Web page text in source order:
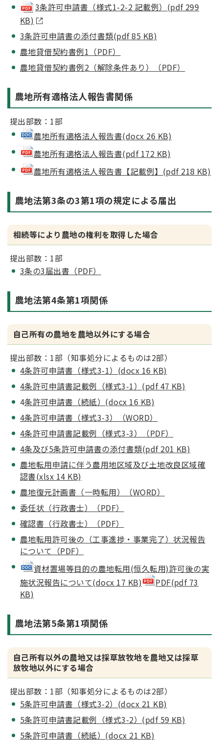
3条許可申請書（様式1-2-2 記載例）(pdf 299
KB)
3条許可申請書の添付書類(pdf 85 KB)
農地貸借契約書例1（PDF）
農地貸借契約書例2（解除条件あり）（PDF）
農地所有適格法人報告書関係
提出部数：1部
農地所有適格法人報告書(docx 26 KB)
農地所有適格法人報告書(pdf 172 KB)
農地所有適格法人報告書【記載例】(pdf 218 KB)
農地法第3条の3第1項の規定による届出
相続等により農地の権利を取得した場合
提出部数：1部
3条の3届出書（PDF）
農地法第4条第1項関係
自己所有の農地を農地以外にする場合
提出部数：1部（知事処分によるものは2部）
4条許可申請書（様式3-1）(docx 16 KB)
4条許可申請書記載例（様式3-1）(pdf 47 KB)
4条許可申請書（続紙）(docx 16 KB)
4条許可申請書（様式3-3）（WORD）
4条許可申請書記載例（様式3-3）（PDF）
4条及び5条許可申請書の添付書類(pdf 201 KB)
農地転用申請に伴う農用地区域及び土地改良区域確
認書(xlsx 14 KB)
農地復元計画書（一時転用）（WORD）
委任状（行政書士）（PDF）
確認書（行政書士）（PDF）
農地転用許可後の（工事進捗・事業完了）状況報告
について（PDF）
資材置場等目的の農地転用(恒久転用)許可後の実
施状況報告について(docx 17 KB)
PDF(pdf 73
KB)
農地法第5条第1項関係
自己所有以外の農地又は採草放牧地を農地又は採草
放牧地以外にする場合
提出部数：1部（知事処分によるものは2部）
5条許可申請書（様式3-2）(docx 21 KB)
5条許可申請書記載例（様式3-2）(pdf 59 KB)
5条許可申請書（続紙）(docx 21 KB)